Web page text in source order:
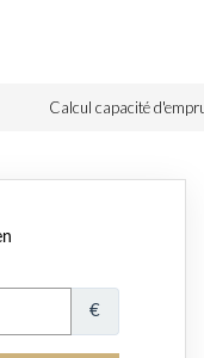
Calcul capacité